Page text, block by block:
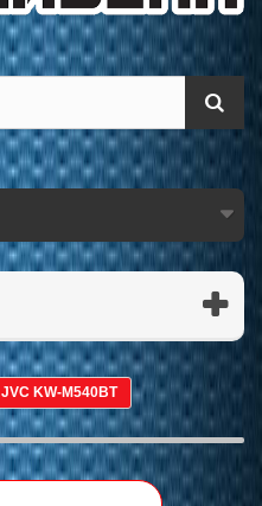
JVC KW-M540BT